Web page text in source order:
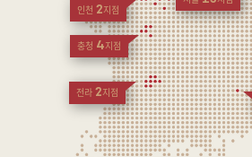
인천 2지점
충청 4지점
전라 2지점